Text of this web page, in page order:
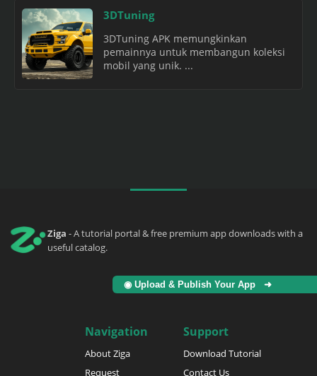
3DTuning
3DTuning APK memungkinkan
pemainnya untuk membangun koleksi
mobil yang unik. ...
Ziga - A tutorial portal & free premium app downloads with a
useful catalog.
◉ Upload & Publish Your App ➜
Navigation
About Ziga
Request
Support
Download Tutorial
Contact Us